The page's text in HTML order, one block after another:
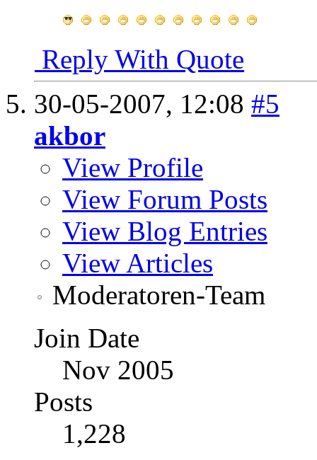
Reply With Quote
30-05-2007, 12:08 #5
akbor
View Profile
View Forum Posts
View Blog Entries
View Articles
Moderatoren-Team
Join Date
Nov 2005
Posts
1,228